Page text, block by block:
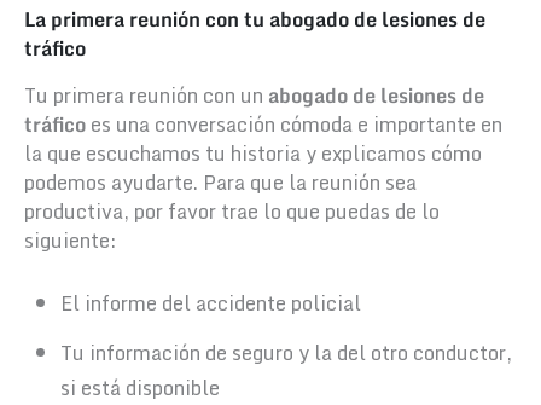
La primera reunión con tu abogado de lesiones de
tráfico
Tu primera reunión con un abogado de lesiones de
tráficoes una conversación cómoda e importante en
la que escuchamos tu historia y explicamos cómo
podemos ayudarte. Para que la reunión sea
productiva, por favor trae lo que puedas de lo
siguiente:
El informe del accidente policial
Tu información de seguro y la del otro conductor,
si está disponible